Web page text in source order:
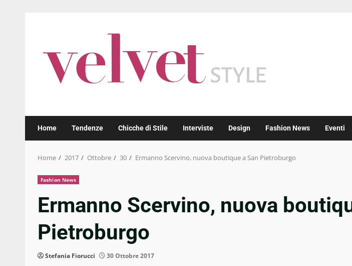
Home Tendenze Chicche di Stile Interviste Design Fashion News Eventi
Home 2017 Ottobre 30 Ermanno Scervino, nuova boutique a San Pietroburgo
Fashion News
Ermanno Scervino, nuova
Pietroburgo
Stefania Fiorucci 30 Ottobre 2017